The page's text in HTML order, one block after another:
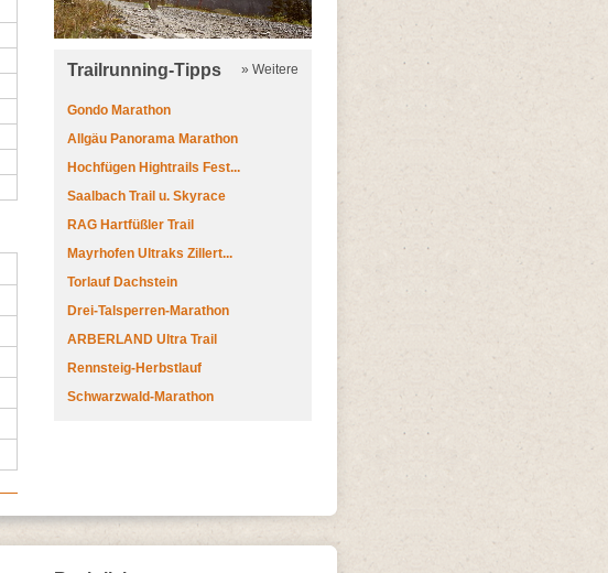
Trailrunning-Tipps » Weitere
Gondo Marathon
Allgäu Panorama Marathon
Hochfügen Hightrails Fest...
Saalbach Trail u. Skyrace
RAG Hartfüßler Trail
Mayrhofen Ultraks Zillert...
Torlauf Dachstein
Drei-Talsperren-Marathon
ARBERLAND Ultra Trail
Rennsteig-Herbstlauf
Schwarzwald-Marathon